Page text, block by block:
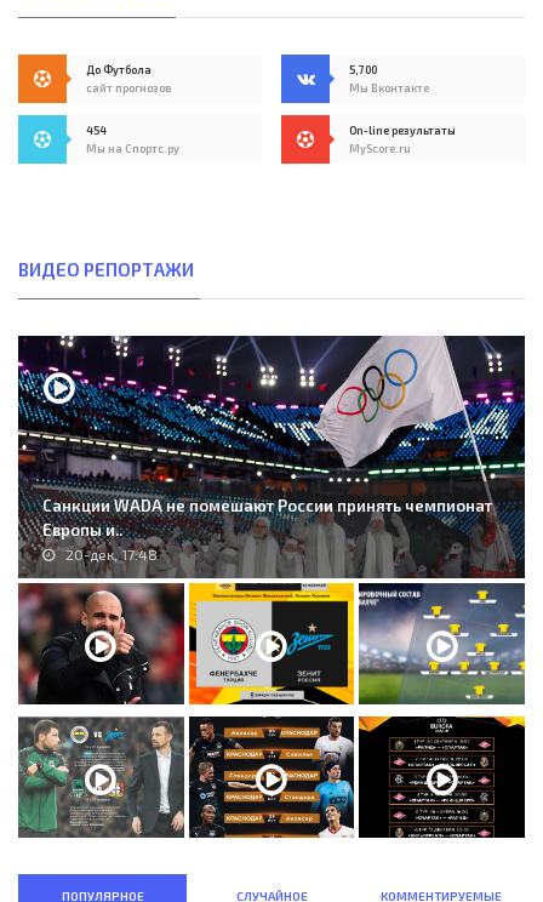
До Футбола
сайт прогнозов
5,700
Мы Вконтакте
454
Мы на Спортс.ру
On-line результаты
MyScore.ru
ВИДЕО РЕПОРТАЖИ
Санкции WADA не помешают России принять чемпионат
Европы и..
20-дек, 17:48
ПОПУЛЯРНОЕ СЛУЧАЙНОЕ КОММЕНТИРУЕМЫЕ